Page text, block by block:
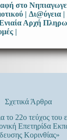
στο
| Δι@ύγεια |
Αρχή
|
Σχετικά Άρθρα
το 22ο τεύχος του
Επετηρίδα
Κορινθίας»